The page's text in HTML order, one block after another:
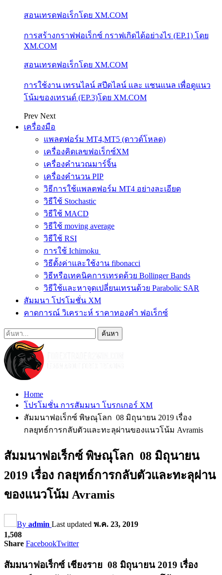
สอนเทรดฟอเร็กโดย XM.COM
การสร้างกราฟฟอเร็กซ์ กราฟเกิดได้อย่างไร (EP.1) โดย
XM.COM
สอนเทรดฟอเร็กโดย XM.COM
การใช้งาน เทรนไลน์ สปีดไลน์ และ แชนแนล เพื่อดูแนว
โน้มของเทรนด์ (EP.3)โดย XM.COM
Prev Next
เครื่องมือ
แพลตฟอร์ม MT4,MT5 (ดาวด์โหลด)
เครื่องคิดเลขฟอเร็กซ์XM
เครื่องคำนวณมาร์จิ้น
เครื่องคำนวน PIP
วิธีการใช้แพลตฟอร์ม MT4 อย่างละเอียด
วิธีใช้ Stochastic
วิธีใช้ MACD
วิธีใช้ moving average
วิธีใช้ RSI
การใช้ Ichimoku
วิธีตั้งค่าและใช้งาน fibonacci
วิธีหรือเทคนิคการเทรดด้วย Bollinger Bands
วิธีใช้และหาจุดเปลี่ยนเทรนด้วย Parabolic SAR
สัมมนา โปรโมชั่น XM
คาดการณ์ วิเคราะห์ ราคาทองคำ ฟอเร็กซ์
Home
โปรโมชั่น การสัมมนา โบรกเกอร์ XM
สัมมนาฟอเร็กซ์ พิษณุโลก 08 มิถุนายน 2019 เรื่อง
กลยุทธ์การกลับตัวและทะลุผ่านของแนวโน้ม Avramis
สัมมนาฟอเร็กซ์ พิษณุโลก 08 มิถุนายน
2019 เรื่อง กลยุทธ์การกลับตัวและทะลุผ่าน
ของแนวโน้ม Avramis
By admin Last updated พ.ค. 23, 2019
1,508
Share FacebookTwitter
สัมมนาฟอเร็กซ์ เชียงราย 08 มิถุนายน 2019 เรื่อง